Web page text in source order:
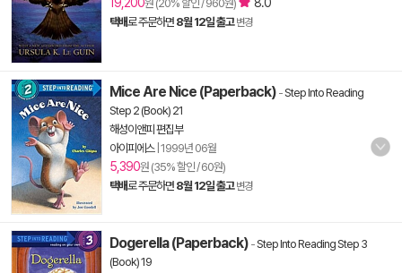
원 (20% 할인 / 960원)
택배로 주문하면 8월 12일 출고 변경
Mice Are Nice (Paperback) -Step Into Reading
Step 2 (Book) 21
해성이앤피 편집부
아이피에스| 1999년 06월
5,390원 (35% 할인 / 60원)
택배로 주문하면 8월 12일 출고 변경
Dogerella (Paperback) -Step Into Reading Step 3
(Book) 19